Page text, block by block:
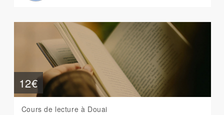
12€
Cours de lecture à Douai